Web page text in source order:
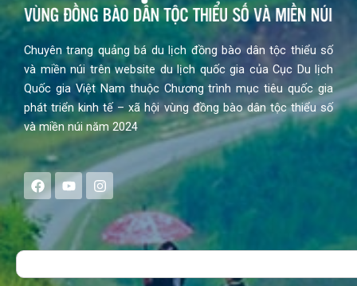
Chuyên trang quảng bá du lịch đồng bào dân tộc thiểu số
và miền núi trên website du lịch quốc gia của Cục Du lịch
Quốc gia Việt Nam thuộc Chương trình mục tiêu quốc gia
phát triển kinh tế – xã hội vùng đồng bào dân tộc thiểu số
và miền núi năm 2024
F
a
e
b
o
Y
o
t
u
b
I
n
s
a
g
Search